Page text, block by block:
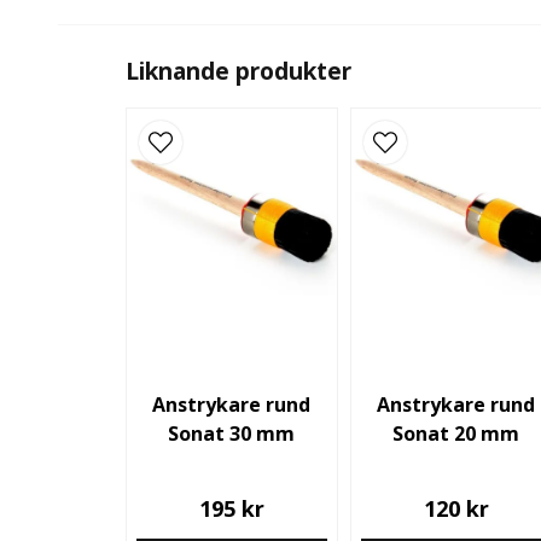
Liknande produkter
Anstrykare rund
Sonat 30 mm
195 kr
Anstrykare rund
Sonat 20 mm
120 kr